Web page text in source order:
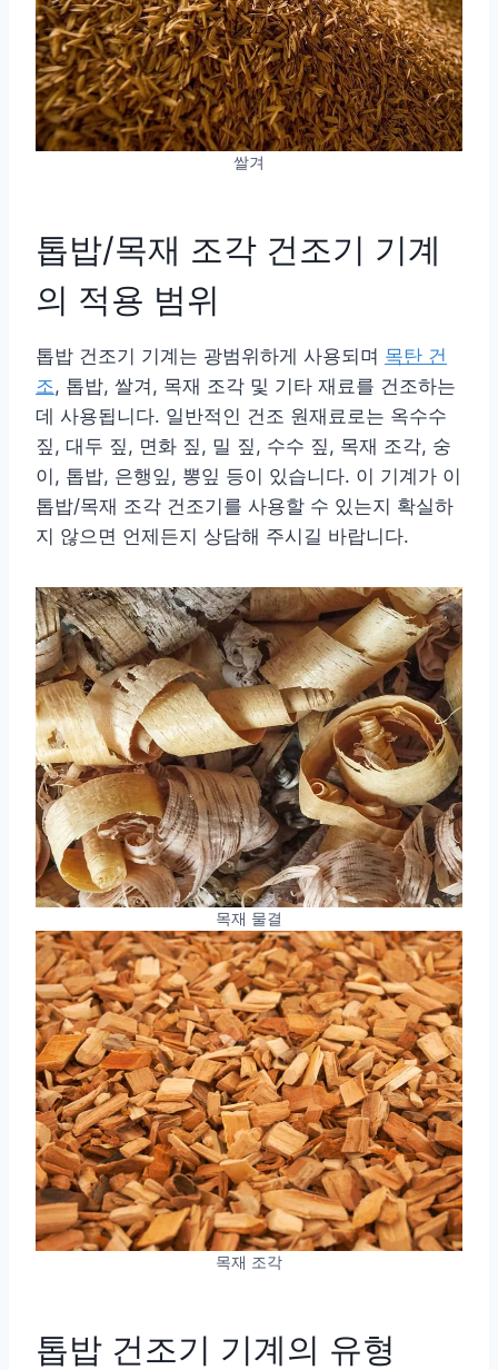
쌀겨
톱밥/목재 조각 건조기 기계
의 적용 범위
톱밥 건조기 기계는 광범위하게 사용되며 목탄 건
조, 톱밥, 쌀겨, 목재 조각 및 기타 재료를 건조하는
데 사용됩니다. 일반적인 건조 원재료로는 옥수수
짚, 대두 짚, 면화 짚, 밀 짚, 수수 짚, 목재 조각, 숭
이, 톱밥, 은행잎, 뽕잎 등이 있습니다. 이 기계가 이
톱밥/목재 조각 건조기를 사용할 수 있는지 확실하
지 않으면 언제든지 상담해 주시길 바랍니다.
목재 물결
목재 조각
톱밥 건조기 기계의 유형